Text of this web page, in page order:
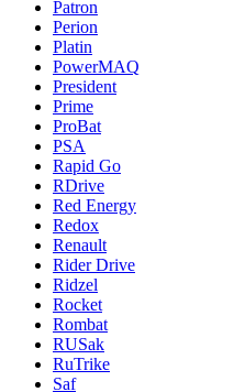
Patron
Perion
Platin
PowerMAQ
President
Prime
ProBat
PSA
Rapid Go
RDrive
Red Energy
Redox
Renault
Rider Drive
Ridzel
Rocket
Rombat
RUSak
RuTrike
Saf